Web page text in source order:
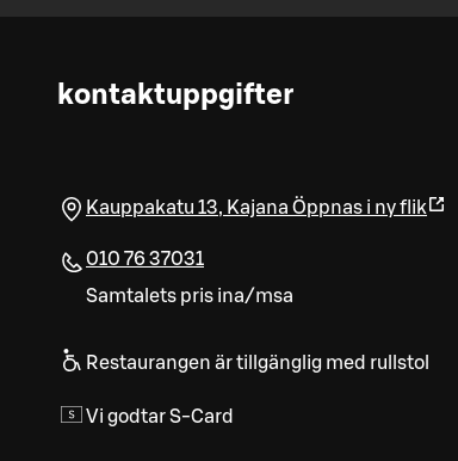
kontaktuppgifter
Kauppakatu 13, Kajana Öppnas i ny flik
010 76 37031
Samtalets pris ina/msa
Restaurangen är tillgänglig med rullstol
Vi godtar S-Card